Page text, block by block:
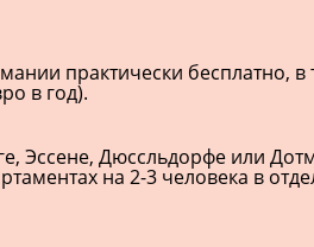
практически бесплатно, в
в год).
Эссене, Дюссльдорфе или
на 2-3 человека в